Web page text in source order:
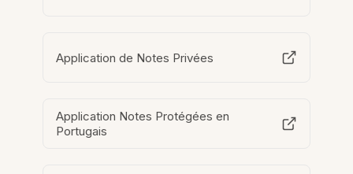
Application de Notes Privées
Application Notes Protégées en
Portugais